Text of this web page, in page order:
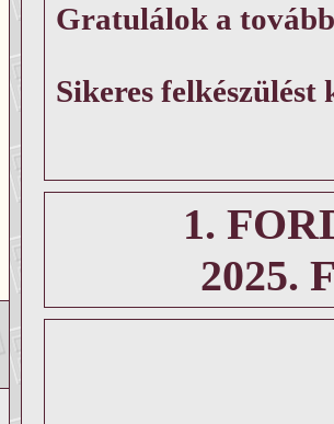
Gratulálok a
Sikeres
1.
2025.